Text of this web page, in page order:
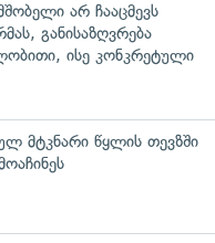
არ ჩააცმევს
განისაზღვრება
ისე კონკრეტული
მტკნარი წყლის თევზში